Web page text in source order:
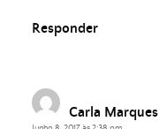
Responder
Carla Marques